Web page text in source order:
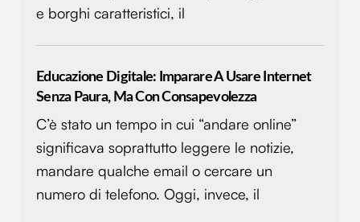
e borghi caratteristici, il
Educazione Digitale: Imparare A Usare Internet
Senza Paura, Ma Con Consapevolezza
C’è stato un tempo in cui “andare online”
significava soprattutto leggere le notizie,
mandare qualche email o cercare un
numero di telefono. Oggi, invece, il